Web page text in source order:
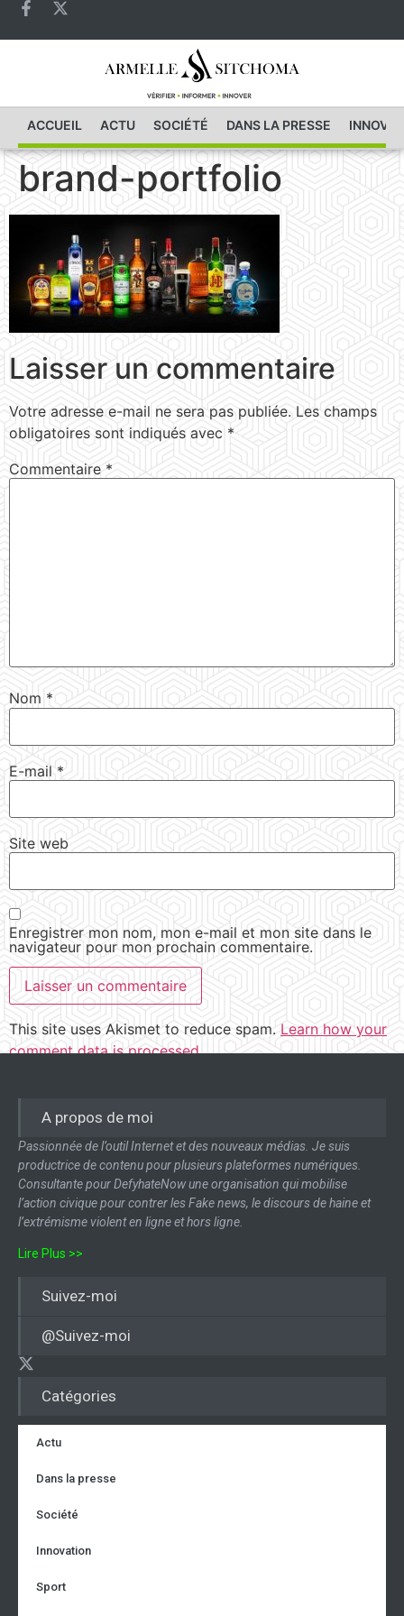
ACCUEIL ACTU SOCIÉTÉ DANS LA PRESSE
brand-portfolio
Laisser un commentaire
Votre adresse e-mail ne sera pas publiée. Les champs
obligatoires sont indiqués avec *
Commentaire *
Nom *
E-mail*
Site web
Enregistrer mon nom, mon e-mail et mon site dans le
navigateur pour mon prochain commentaire.
This site uses Akismet to reduce spam. Learn how your
comment data is processed.
Catégories
Actu
Dans la presse
Société
Innovation
Sport
A propos de moi
Passionnée de l’outil Internet et des nouveaux médias. Je suis
productrice de contenu pour plusieurs plateformes numériques.
Consultante pour DefyhateNow une organisation qui mobilise
l’action civique pour contrer les Fake news, le discours de haine et
l’extrémisme violent en ligne et hors ligne.
Lire Plus >>
Suivez-moi
@Suivez-moi